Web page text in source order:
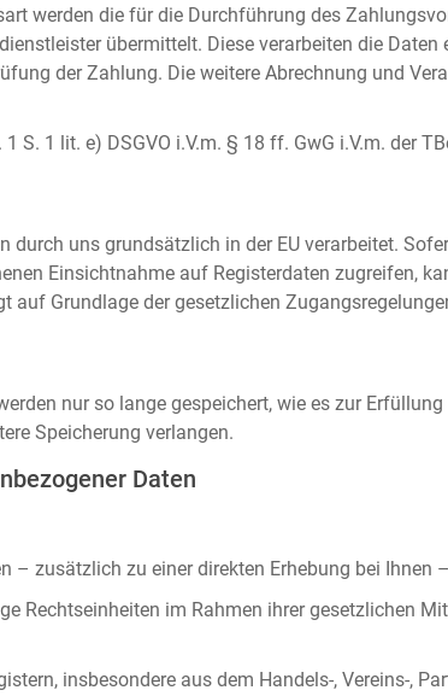
werden die für die Durchführung des
übermittelt. Diese verarbeiten die
der Zahlung. Die weitere Abrechnung und
1 S. 1 lit. e) DSGVO i.V.m. § 18 ff. GwG i.V.m. der
durch uns grundsätzlich in der EU verarbeitet.
Einsichtnahme auf Registerdaten zugreifen,
auf Grundlage der gesetzlichen
nur so lange gespeichert, wie es zur
Speicherung verlangen.
Daten
– zusätzlich zu einer direkten Erhebung bei Ihnen
Rechtseinheiten im Rahmen ihrer gesetzlichen
insbesondere aus dem Handels-, Vereins-,